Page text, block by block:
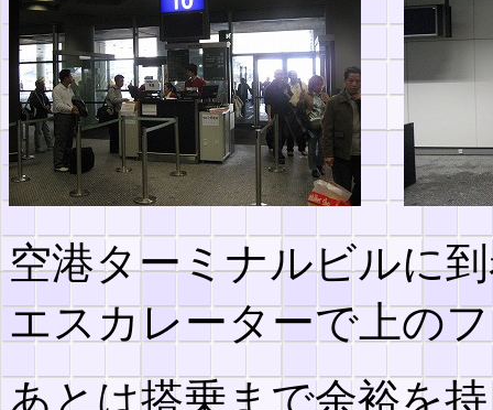
空港ターミナルビルに
エスカレーターで上の
あとは搭乗まで余裕を